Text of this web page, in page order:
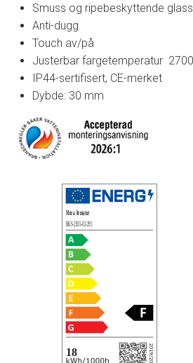
Smuss og ripebeskyttende
Anti-dugg
Touch av/på
Justerbar fargetemperatur
IP44-sertifisert, CE-merket
Dybde: 30 mm